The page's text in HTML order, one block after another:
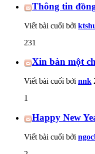
Thông tin
Viết bài cuối bởi
231
Xin bàn một
Viết bài cuối bởi nnk
1
Happy New
Viết bài cuối bởi